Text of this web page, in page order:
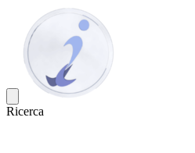
Ricerca